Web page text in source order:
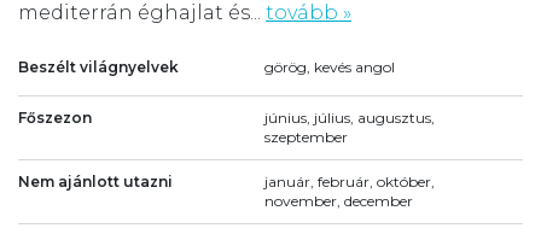
mediterrán éghajlat és... tovább »
Beszélt világnyelvek görög, kevés angol
Főszezon
június, július, augusztus,
szeptember
Nem ajánlott utazni
január, február, október,
november, december